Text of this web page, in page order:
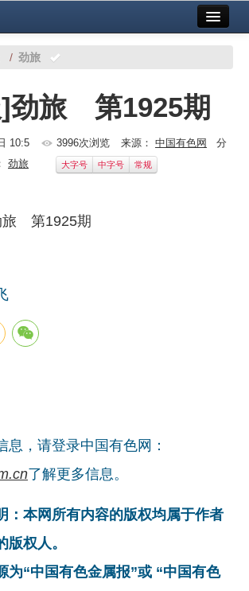
广告服务
/ 劲旅
劲旅 第1925期
10:5 3996次浏览 来源： 中国有色网
分
劲旅 大字号 中字号 常规
旅 第1925期
息，请登录中国有色网：
了解更多信息。
：本网所有内容的版权均属于作者
权人。
为“中国有色金属报”或 “中国有色